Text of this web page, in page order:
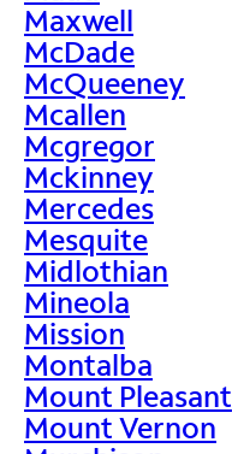
Maxwell
McDade
McQueeney
Mcallen
Mcgregor
Mckinney
Mercedes
Mesquite
Midlothian
Mineola
Mission
Montalba
Mount Pleasant
Mount Vernon